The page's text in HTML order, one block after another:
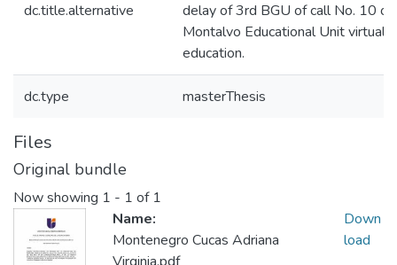
dc.title.alternative
delay of 3rd BGU of call No. 10 of
Montalvo Educational Unit virtual
education.
dc.type masterThesis
Files
Original bundle
Now showing 1 - 1 of 1
Name:
Montenegro Cucas Adriana
Down
load